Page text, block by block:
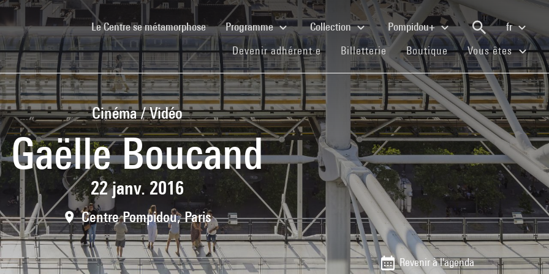
Le Centre se métamorphose(current)Programme Collection Pompidou+
fr
Devenir adhérent·e(current)Billetterie(current)Boutique(current)Vous êtes
Cinéma / Vidéo
Gaëlle Boucand
22 janv. 2016
Centre Pompidou, Paris
Revenir à l'agenda